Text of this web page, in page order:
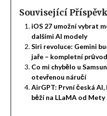
Související
iOS 27 umožní vybrat
dalšími AI modely
Siri revoluce: Gemini
jaře – kompletní
Co mi chybělo u
otevřenou náručí
AirGPT: První česká
běží na LLaMA od Mety